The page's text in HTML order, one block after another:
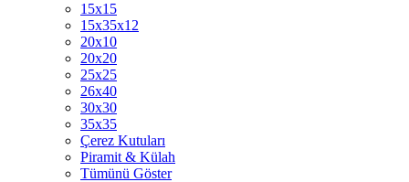
15x15
15x35x12
20x10
20x20
25x25
26x40
30x30
35x35
Çerez Kutuları
Piramit & Külah
Tümünü Göster